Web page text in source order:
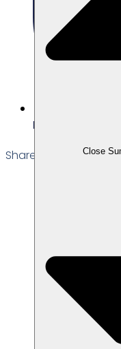
Close
Edited: 03/12/2025
Share the Post: